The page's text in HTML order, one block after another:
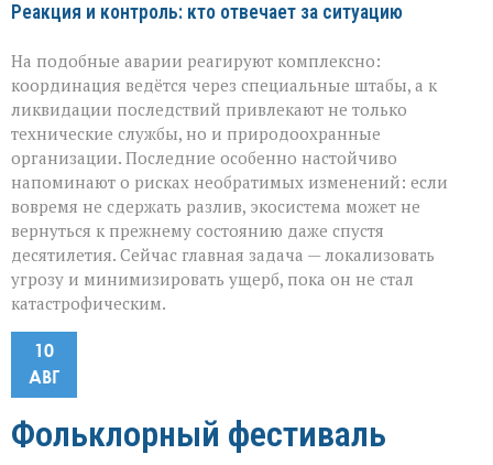
Реакция и контроль: кто отвечает за ситуацию
На подобные аварии реагируют комплексно:
координация ведётся через специальные штабы, а к
ликвидации последствий привлекают не только
технические службы, но и природоохранные
организации. Последние особенно настойчиво
напоминают о рисках необратимых изменений: если
вовремя не сдержать разлив, экосистема может не
вернуться к прежнему состоянию даже спустя
десятилетия. Сейчас главная задача — локализовать
угрозу и минимизировать ущерб, пока он не стал
катастрофическим.
10
АВГ
Фольклорный фестиваль